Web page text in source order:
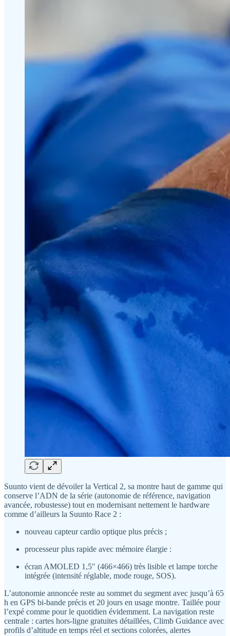
Suunto vient de dévoiler la Vertical 2, sa montre haut de gamme qui
conserve l’ADN de la série (autonomie de référence, navigation
avancée, robustesse) tout en modernisant nettement le hardware
comme d’ailleurs la Suunto Race 2 :
nouveau capteur cardio optique plus précis ;
processeur plus rapide avec mémoire élargie :
écran AMOLED 1,5″ (466×466) très lisible et lampe torche
intégrée (intensité réglable, mode rouge, SOS).
L’autonomie annoncée reste au sommet du segment avec jusqu’à 65
h en GPS bi-bande précis et 20 jours en usage montre. Taillée pour
l’expé comme pour le quotidien évidemment. La navigation reste
centrale : cartes hors-ligne gratuites détaillées, Climb Guidance avec
profils d’altitude en temps réel et sections colorées, alertes